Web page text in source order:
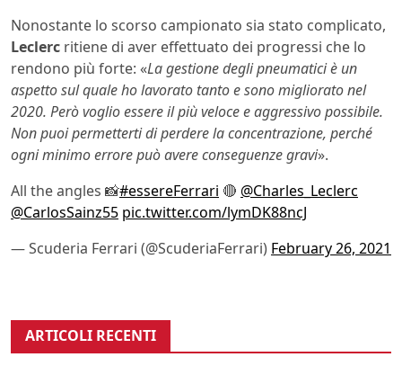
Nonostante lo scorso campionato sia stato complicato,
Leclerc ritiene di aver effettuato dei progressi che lo
rendono più forte: «La gestione degli pneumatici è un
aspetto sul quale ho lavorato tanto e sono migliorato nel
2020. Però voglio essere il più veloce e aggressivo possibile.
Non puoi permetterti di perdere la concentrazione, perché
ogni minimo errore può avere conseguenze gravi».
All the angles 📸#essereFerrari 🔴 @Charles_Leclerc
@CarlosSainz55 pic.twitter.com/lymDK88ncJ
— Scuderia Ferrari (@ScuderiaFerrari) February 26, 2021
ARTICOLI RECENTI